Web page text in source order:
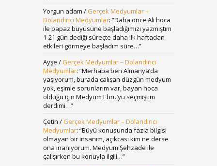
Yorgun adam / Gerçek Medyumlar –
Dolandırıcı Medyumlar: “Daha önce Ali hoca
ile papaz büyüsüne başladığımızı yazmıştım
1-21 gün dediği süreçte daha ilk haftadan
etkileri görmeye başladım süre…”
Ayşe / Gerçek Medyumlar – Dolandırıcı
Medyumlar: “Merhaba ben Almanya’da
yaşıyorum, burada çalışan düzgün medyum
yok, eşimle sorunlarım var, bayan hoca
olduğu için Medyum Ebru’yu seçmiştim
derdimi…”
Çetin / Gerçek Medyumlar – Dolandırıcı
Medyumlar: “Büyü konusunda fazla bilgisi
olmayan bir insanım, açıkcası kim ne derse
ona inanıyorum. Medyum Şehzade ile
çalışırken bu konuyla ilgili…”